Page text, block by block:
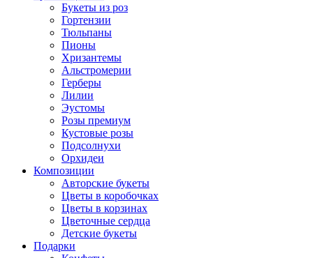
Букеты из роз
Гортензии
Тюльпаны
Пионы
Хризантемы
Альстромерии
Герберы
Лилии
Эустомы
Розы премиум
Кустовые розы
Подсолнухи
Орхидеи
Композиции
Авторские букеты
Цветы в коробочках
Цветы в корзинах
Цветочные сердца
Детские букеты
Подарки